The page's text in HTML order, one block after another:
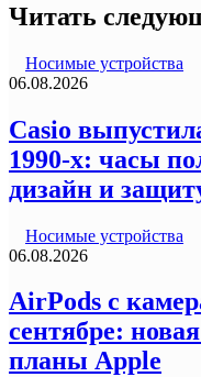
Читать
Носимые устройства
06.08.2026
Casio
1990-х: часы
дизайн и
Носимые устройства
06.08.2026
AirPods с
сентябре:
планы Apple